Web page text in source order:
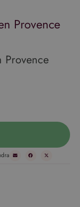
Provence
Provence